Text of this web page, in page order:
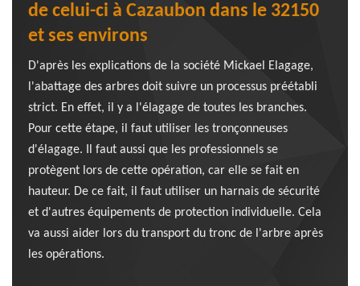
de celui-ci à Cazaubon dans le 32150
et ses environs
D'après les explications de la société Mickael Elagage,
l'abattage des arbres doit suivre un processus préétabli
strict. En effet, il y a l'élagage de toutes les branches.
Pour cette étape, il faut utiliser les tronçonneuses
d'élagage. Il faut aussi que les professionnels se
protègent lors de cette opération, car elle se fait en
hauteur. De ce fait, il faut utiliser un harnais de sécurité
et d'autres équipements de protection individuelle. Cela
va aussi aider lors du transport du tronc de l'arbre après
les opérations.